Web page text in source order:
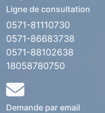
Ligne de consultation
0571-81110730
0571-86683738
0571-88102638
18058780750
Demande par email